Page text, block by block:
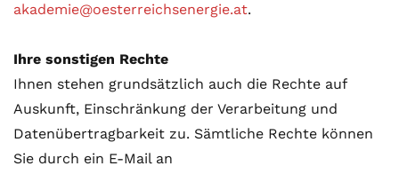
akademie@oesterreichsenergie.at.
Ihre sonstigen Rechte
Ihnen stehen grundsätzlich auch die Rechte auf
Auskunft, Einschränkung der Verarbeitung und
Datenübertragbarkeit zu. Sämtliche Rechte können
Sie durch ein E-Mail an